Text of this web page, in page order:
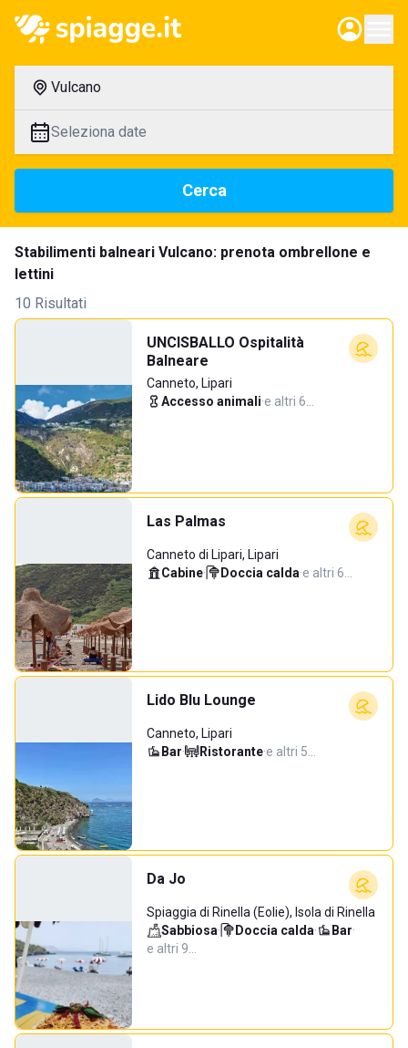
Vulcano
Seleziona date
Cerca
Stabilimenti balneari Vulcano: prenota ombrellone e
lettini
10 Risultati
UNCISBALLO Ospitalità
Balneare
Canneto, Lipari
Accesso animali·e altri 6…
Las Palmas
Canneto di Lipari, Lipari
Cabine· Doccia calda·e altri 6…
Lido Blu Lounge
Canneto, Lipari
Bar· Ristorante·e altri 5…
Da Jo
Spiaggia di Rinella (Eolie), Isola di Rinella
Sabbiosa· Doccia calda· Bar·
e altri 9…